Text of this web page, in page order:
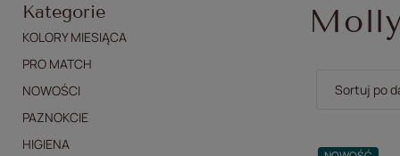
Kategorie
KOLORY MIESIĄCA
PRO MATCH
NOWOŚCI
PAZNOKCIE
HIGIENA
Zmień
Sortuj po